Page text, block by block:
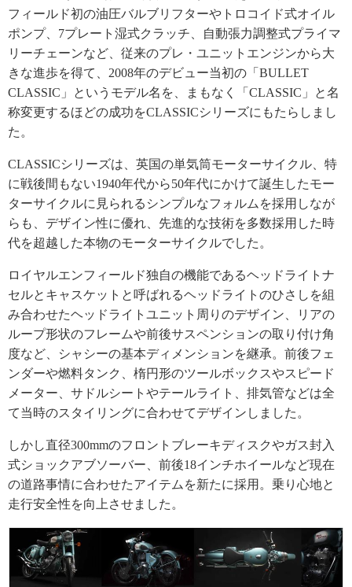
フィールド初の油圧バルブリフターやトロコイド式オイル
ポンプ、7プレート湿式クラッチ、自動張力調整式プライマ
リーチェーンなど、従来のプレ・ユニットエンジンから大
きな進歩を得て、2008年のデビュー当初の「BULLET
CLASSIC」というモデル名を、まもなく「CLASSIC」と名
称変更するほどの成功をCLASSICシリーズにもたらしまし
た。
CLASSICシリーズは、英国の単気筒モーターサイクル、特
に戦後間もない1940年代から50年代にかけて誕生したモー
ターサイクルに見られるシンプルなフォルムを採用しなが
らも、デザイン性に優れ、先進的な技術を多数採用した時
代を超越した本物のモーターサイクルでした。
ロイヤルエンフィールド独自の機能であるヘッドライトナ
セルとキャスケットと呼ばれるヘッドライトのひさしを組
み合わせたヘッドライトユニット周りのデザイン、リアの
ループ形状のフレームや前後サスペンションの取り付け角
度など、シャシーの基本ディメンションを継承。前後フェ
ンダーや燃料タンク、楕円形のツールボックスやスピード
メーター、サドルシートやテールライト、排気管などは全
て当時のスタイリングに合わせてデザインしました。
しかし直径300mmのフロントブレーキディスクやガス封入
式ショックアブソーバー、前後18インチホイールなど現在
の道路事情に合わせたアイテムを新たに採用。乗り心地と
走行安全性を向上させました。